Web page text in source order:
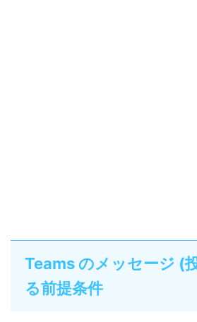
Teams のメッセージ (
る前提条件